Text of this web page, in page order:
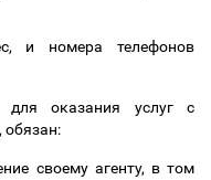
и номера телефонов
для оказания услуг с
обязан:
своему агенту, в том